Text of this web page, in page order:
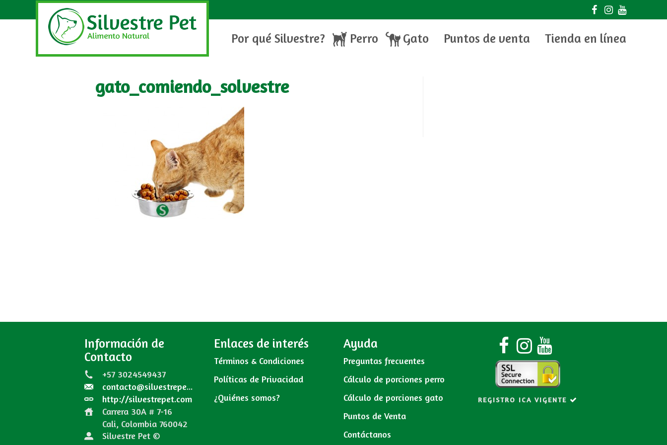
Por qué Silvestre? Perro Gato Puntos de venta Tienda en línea
gato_comiendo_solvestre
Información de
Contacto
+57 3024549437
contacto@silvestrepet.com
http://silvestrepet.com
Carrera 30A # 7-16
Cali, Colombia 760042
Silvestre Pet ©
Enlaces de interés
Términos & Condiciones
Políticas de Privacidad
¿Quiénes somos?
Ayuda
Preguntas frecuentes
Cálculo de porciones perro
Cálculo de porciones gato
Puntos de Venta
Contáctanos
REGISTRO ICA VIGENTE